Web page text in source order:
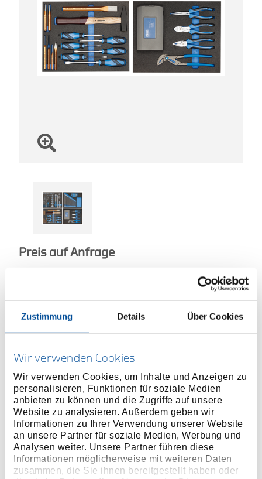
Zustimmung Details Über Cookies
Wir verwenden Cookies
Wir verwenden Cookies, um Inhalte und Anzeigen zu
personalisieren, Funktionen für soziale Medien
anbieten zu können und die Zugriffe auf unsere
Website zu analysieren. Außerdem geben wir
Informationen zu Ihrer Verwendung unserer Website
an unsere Partner für soziale Medien, Werbung und
Analysen weiter. Unsere Partner führen diese
Informationen möglicherweise mit weiteren Daten
zusammen, die Sie ihnen bereitgestellt haben oder
Preis auf Anfrage
HÄNDLER FINDEN
Produktbeschreibung
Werkzeuge in metrischen Abmessungen
Mit GEDORE Check-Tool-System:
Vollständigkeitsprüfung durch 2-farbige
Schaumstoffeinlagen
Jedes Werkzeug liegt verrutschsicher in eigener